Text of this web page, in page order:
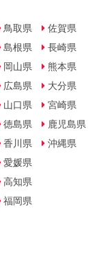
鳥取県
島根県
岡山県
広島県
山口県
徳島県
香川県
愛媛県
高知県
福岡県
佐賀県
長崎県
熊本県
大分県
宮崎県
鹿児島県
沖縄県